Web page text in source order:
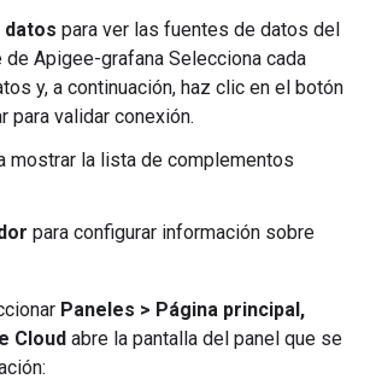
datos para ver las fuentes de datos del
de Apigee-grafana Selecciona cada
y, a continuación, haz clic en el botón
para validar conexión.
mostrar la lista de complementos
para configurar información sobre
Paneles > Página principal,
Cloud abre la pantalla del panel que se